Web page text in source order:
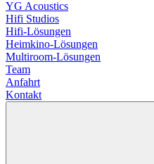
YG Acoustics
Hifi Studios
Hifi-Lösungen
Heimkino-Lösungen
Multiroom-Lösungen
Team
Anfahrt
Kontakt